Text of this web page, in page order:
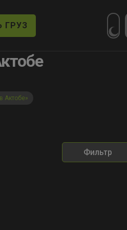
ГРУЗ
Актобе»
Фильтр